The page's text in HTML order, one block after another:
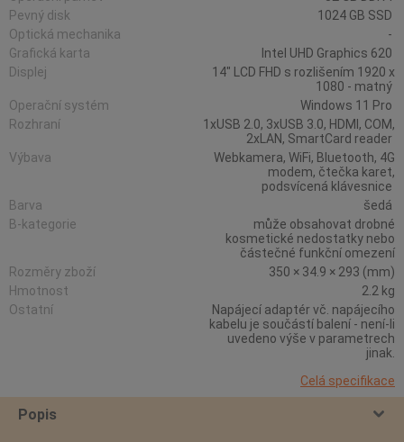
Pevný disk
1024 GB SSD
Optická mechanika
-
Grafická karta
Intel UHD Graphics 620
Displej
14" LCD FHD s rozlišením 1920 x
1080 - matný
Operační systém
Windows 11 Pro
Rozhraní
1xUSB 2.0, 3xUSB 3.0, HDMI, COM,
2xLAN, SmartCard reader
Výbava
Webkamera, WiFi, Bluetooth, 4G
modem, čtečka karet,
podsvícená klávesnice
Barva
šedá
B-kategorie
může obsahovat drobné
kosmetické nedostatky nebo
částečné funkční omezení
Rozměry zboží
350 × 34.9 × 293 (mm)
Hmotnost
2.2 kg
Ostatní
Napájecí adaptér vč. napájecího
kabelu je součástí balení - není-li
uvedeno výše v parametrech
jinak.
Celá specifikace
Popis